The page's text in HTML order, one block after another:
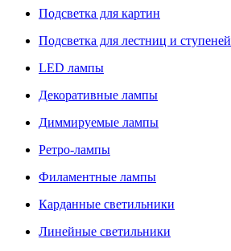
Подсветка для картин
Подсветка для лестниц и ступеней
LED лампы
Декоративные лампы
Диммируемые лампы
Ретро-лампы
Филаментные лампы
Карданные светильники
Линейные светильники